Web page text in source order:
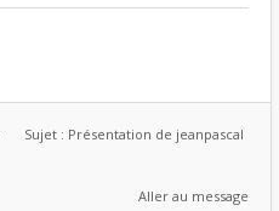
Sujet : Présentation de jeanpascal
Aller au message